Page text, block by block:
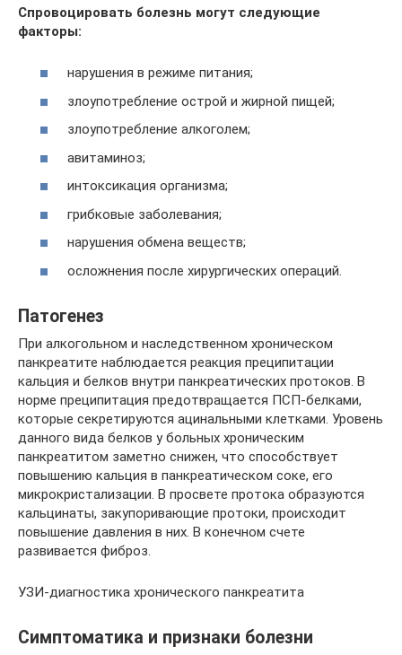
Спровоцировать болезнь могут следующие
факторы:
нарушения в режиме питания;
злоупотребление острой и жирной пищей;
злоупотребление алкоголем;
авитаминоз;
интоксикация организма;
грибковые заболевания;
нарушения обмена веществ;
осложнения после хирургических операций.
Патогенез
При алкогольном и наследственном хроническом
панкреатите наблюдается реакция преципитации
кальция и белков внутри панкреатических протоков. В
норме преципитация предотвращается ПСП-белками,
которые секретируются ацинальными клетками. Уровень
данного вида белков у больных хроническим
панкреатитом заметно снижен, что способствует
повышению кальция в панкреатическом соке, его
микрокристализации. В просвете протока образуются
кальцинаты, закупоривающие протоки, происходит
повышение давления в них. В конечном счете
развивается фиброз.
УЗИ-диагностика хронического панкреатита
Симптоматика и признаки болезни